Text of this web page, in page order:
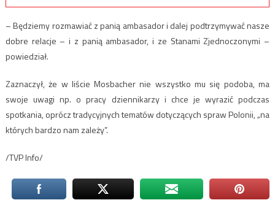
– Będziemy rozmawiać z panią ambasador i dalej podtrzymywać nasze
dobre relacje – i z panią ambasador, i ze Stanami Zjednoczonymi –
powiedział.
Zaznaczył, że w liście Mosbacher nie wszystko mu się podoba, ma
swoje uwagi np. o pracy dziennikarzy i chce je wyrazić podczas
spotkania, oprócz tradycyjnych tematów dotyczących spraw Polonii, „na
których bardzo nam zależy”.
/TVP Info/